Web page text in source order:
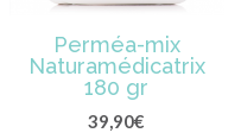
Perméa-mix
Naturamédicatrix
180 gr
39,90€